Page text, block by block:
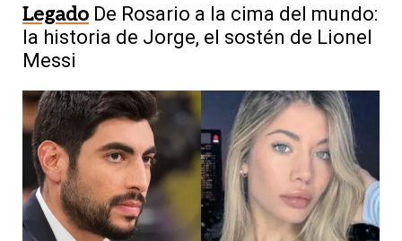
Legado De Rosario a la cima del mundo:
la historia de Jorge, el sostén de Lionel
Messi